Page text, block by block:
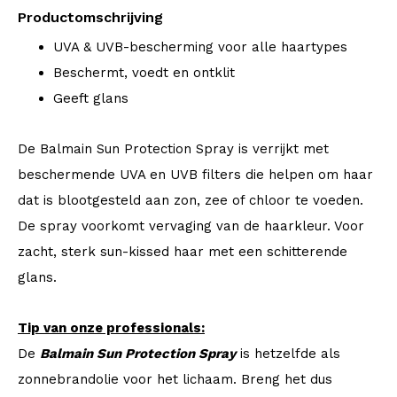
Productomschrijving
UVA & UVB-bescherming voor alle haartypes
Beschermt, voedt en ontklit
Geeft glans
De Balmain Sun Protection Spray is verrijkt met
beschermende UVA en UVB filters die helpen om haar
dat is blootgesteld aan zon, zee of chloor te voeden.
De spray voorkomt vervaging van de haarkleur. Voor
zacht, sterk sun-kissed haar met een schitterende
glans.
Tip van onze professionals:
De Balmain Sun Protection Sprayis hetzelfde als
zonnebrandolie voor het lichaam. Breng het dus